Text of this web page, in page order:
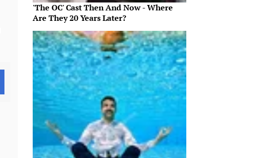
'The OC' Cast Then And Now - Where
Are They 20 Years Later?